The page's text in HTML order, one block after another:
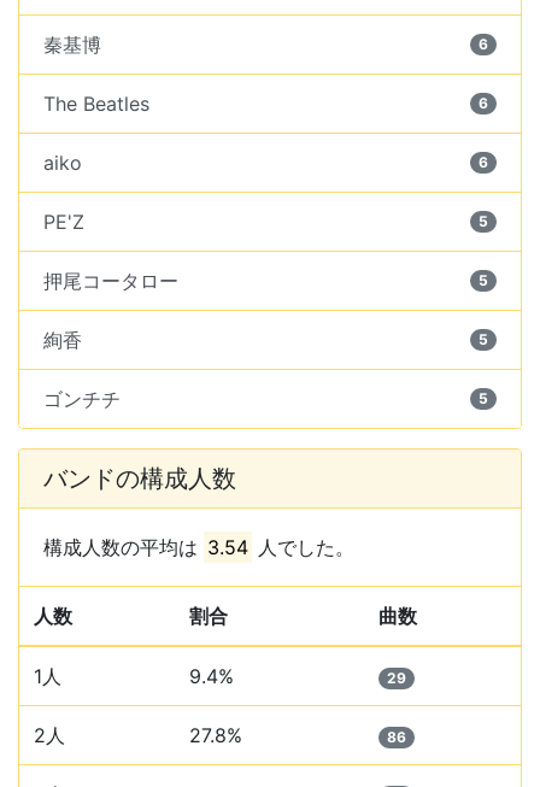
秦基博 6
The Beatles 6
aiko 6
PE'Z 5
押尾コータロー 5
絢香 5
ゴンチチ 5
バンドの構成人数
構成人数の平均は 3.54 人でした。
人数 割合 曲数
1人 9.4% 29
2人 27.8% 86